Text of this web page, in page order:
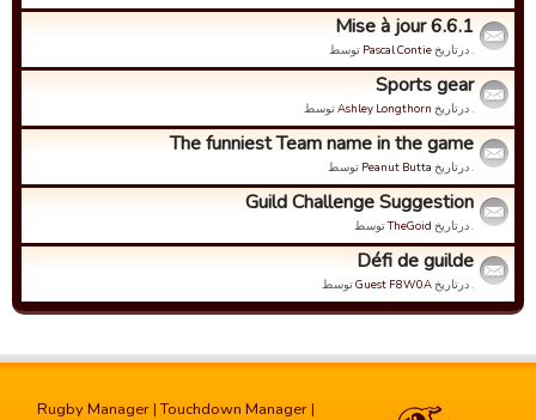
Mise à jour 6.6.1
. درتاریخPascal Contie توسط
Sports gear
. درتاریخ Ashley Longthornتوسط
The funniest Team name in the game
. درتاریخ Peanut Butta توسط
Guild Challenge Suggestion
. درتاریخ TheGoidتوسط
Défi de guilde
. درتاریخGuest F8W0Aتوسط
Rugby Manager |Touchdown Manager |